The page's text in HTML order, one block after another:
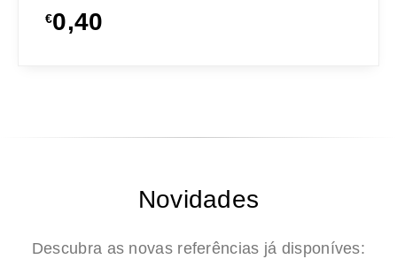
€0,40
Novidades
Descubra as novas referências já disponíves: